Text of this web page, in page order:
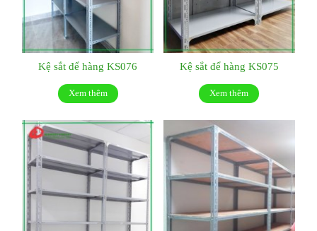
Kệ sắt để hàng KS076
Xem thêm
Kệ sắt để hàng KS075
Xem thêm